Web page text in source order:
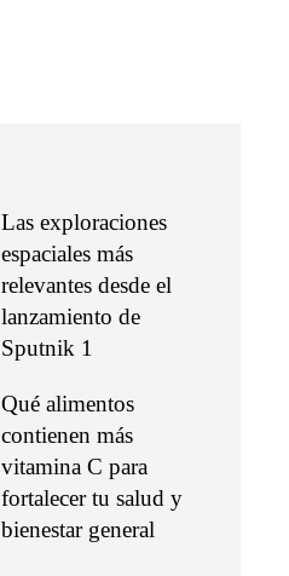
Las exploraciones
espaciales más
relevantes desde el
lanzamiento de
Sputnik 1
Qué alimentos
contienen más
vitamina C para
fortalecer tu salud y
bienestar general